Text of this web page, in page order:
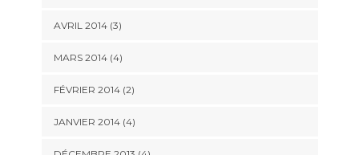
AVRIL 2014(3)
MARS 2014(4)
FÉVRIER 2014(2)
JANVIER 2014(4)